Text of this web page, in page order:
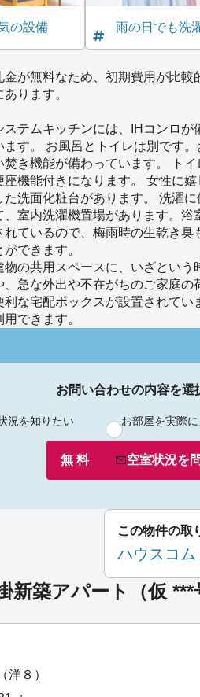
の設備 雨の日でも洗
金が無料なため、初期費用が比較
あります。
ステムキッチンには、IHコンロが
ます。 お風呂とトイレは別です
焚き機能が備わっています。 ト
座機能付きになります。 女性に
た洗面化粧台があります。 洗濯
、室内洗濯機置場があります。浴
れているので、梅雨時の生乾き臭
ができます。
物の共用スペースに、いざという
、急な外出や不在がちのご家庭の
利な宅配ボックスが設置されてい
用できます。
お問い合わせの内容を選
況を知りたい お部屋を実際
無 料 空室状況を
この物件の取
ハウスコ
新築アパート（仮 ***
洋８）